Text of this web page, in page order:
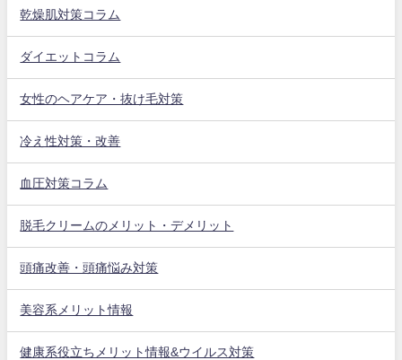
乾燥肌対策コラム
ダイエットコラム
女性のヘアケア・抜け毛対策
冷え性対策・改善
血圧対策コラム
脱毛クリームのメリット・デメリット
頭痛改善・頭痛悩み対策
美容系メリット情報
健康系役立ちメリット情報&ウイルス対策